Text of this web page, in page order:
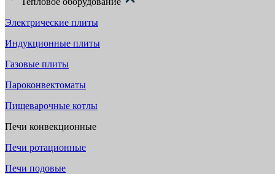
Электрические плиты
Индукционные плиты
Газовые плиты
Пароконвектоматы
Пищеварочные котлы
Печи конвекционные
Печи ротационные
Печи подовые